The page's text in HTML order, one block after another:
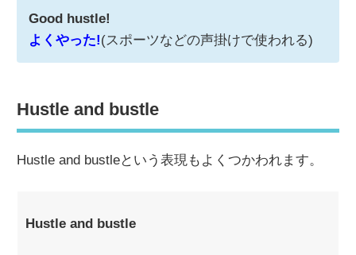
Good hustle!
よくやった!(スポーツなどの声掛けで使われる)
Hustle and bustle
Hustle and bustleという表現もよくつかわれます。
Hustle and bustle